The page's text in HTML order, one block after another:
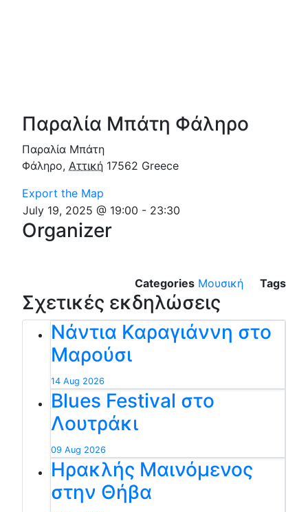
Παραλία Μπάτη Φάληρο
Παραλία Μπάτη
Φάληρο, Αττική 17562 Greece
Export the Map
July 19, 2025 @ 19:00 - 23:30
Organizer
Categories Μουσική Tags
Σχετικές εκδηλώσεις
Νάντια Καραγιάννη στο
Μαρούσι
14 Aug 2026
Blues Festival στο
Λουτράκι
09 Aug 2026
Ηρακλής Μαινόμενος
στην Θήβα